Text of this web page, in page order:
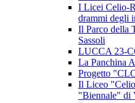
I Licei Celio-
drammi degli
Il Parco della
Sassoli
LUCCA 23-
La Panchina
Progetto
Il Liceo
"Biennale" di